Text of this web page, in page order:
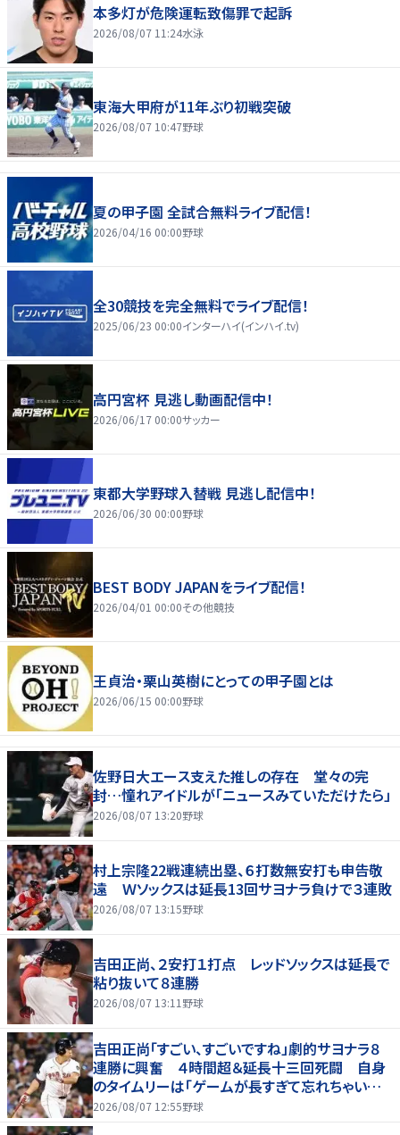
本多灯が危険運転致傷罪で起訴
2026/08/07 11:24水泳
東海大甲府が11年ぶり初戦突破
2026/08/07 10:47野球
夏の甲子園 全試合無料ライブ配信！
2026/04/16 00:00野球
全30競技を完全無料でライブ配信！
2025/06/23 00:00インターハイ(インハイ.tv)
高円宮杯 見逃し動画配信中！
2026/06/17 00:00サッカー
東都大学野球入替戦 見逃し配信中！
2026/06/30 00:00野球
BEST BODY JAPANをライブ配信！
2026/04/01 00:00その他競技
王貞治・栗山英樹にとっての甲子園とは
2026/06/15 00:00野球
佐野日大エース支えた推しの存在 堂々の完
封…憧れアイドルが「ニュースみていただけたら」
2026/08/07 13:20野球
村上宗隆22戦連続出塁、６打数無安打も申告敬
遠 Ｗソックスは延長13回サヨナラ負けで３連敗
2026/08/07 13:15野球
吉田正尚、２安打１打点 レッドソックスは延長で
粘り抜いて８連勝
2026/08/07 13:11 野球
吉田正尚「すごい、すごいですね」劇的サヨナラ８
連勝に興奮 ４時間超＆延長十三回死闘 自身
のタイムリーは「ゲームが長すぎて忘れちゃいまし
た」
2026/08/07 12:55野球